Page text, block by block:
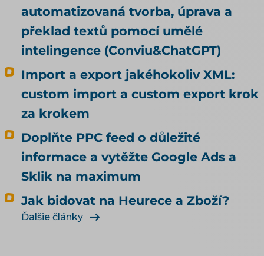
automatizovaná tvorba, úprava a
překlad textů pomocí umělé
intelingence (Conviu&ChatGPT)
Import a export jakéhokoliv XML:
custom import a custom export krok
za krokem
Doplňte PPC feed o důležité
informace a vytěžte Google Ads a
Sklik na maximum
Jak bidovat na Heurece a Zboží?
Ďalšie články